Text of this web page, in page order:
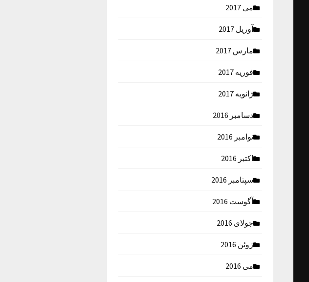
می 2017
آوریل 2017
مارس 2017
فوریه 2017
ژانویه 2017
دسامبر 2016
نوامبر 2016
اکتبر 2016
سپتامبر 2016
آگوست 2016
جولای 2016
ژوئن 2016
می 2016